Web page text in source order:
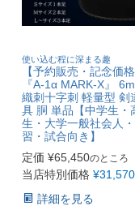
使い込む程に深まる趣
【予約販売・記念価格
『A-1α MARK-X』
織刺十字刺 軽量型 剣
具 胴 単品【中学生・
生・大学一般社会人
習・試合向き】
定価 ¥65,450のところ
当店特別価格 ¥31,570
詳細を見る